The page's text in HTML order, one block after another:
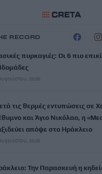
RECORD
ΕΙΔΗΣΕΩΝ
πυρκαγιές: Οι 6 πιο
2026
τις θερμές εντυπώσεις σε
και Άγιο Νικόλαο, η
απόψε στο Ηράκλειο
2026
Την Παρασκευή η